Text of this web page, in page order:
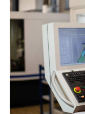
Interessen und
Unternehmen